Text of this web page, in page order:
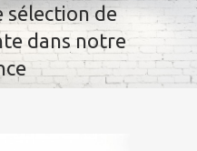
sélection de
dans notre